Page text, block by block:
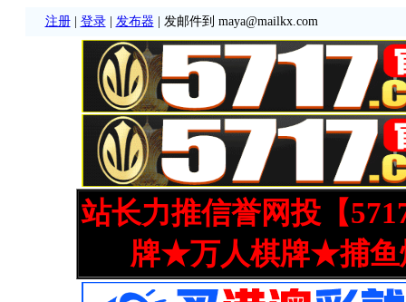
注册| 登录| 发布器 | 发邮件到 maya@mailkx.com
站长力推信誉网投【
牌★万人棋牌★捕鱼